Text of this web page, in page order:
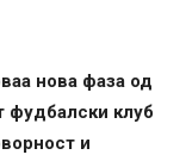
нова фаза од
фудбалски клуб
и